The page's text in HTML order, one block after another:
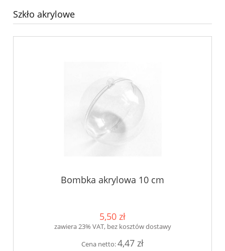
Szkło akrylowe
Bombka akrylowa 10 cm
5,50 zł
zawiera 23% VAT, bez kosztów dostawy
Cena netto:4,47 zł